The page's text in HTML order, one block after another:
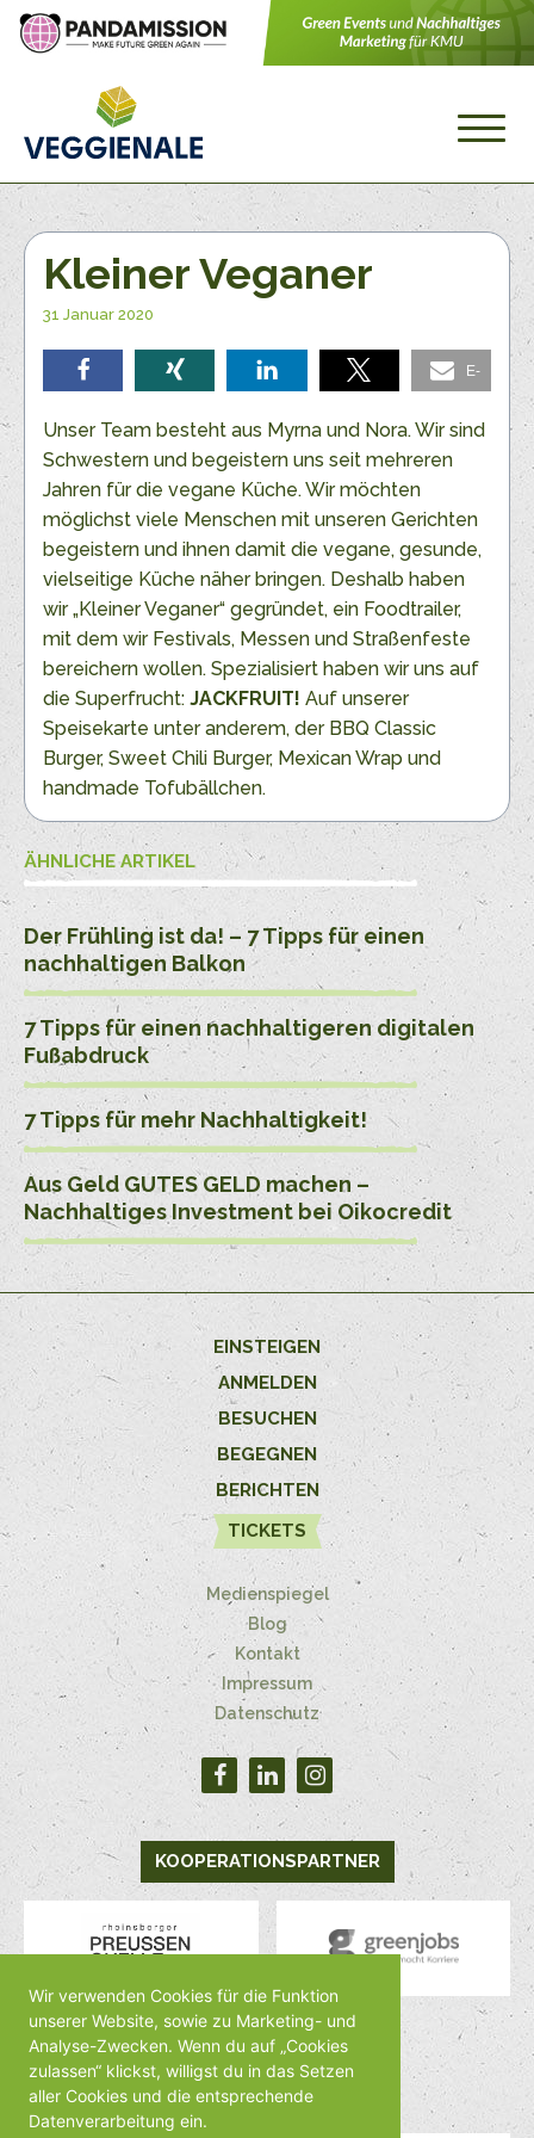
Wir verwenden Cookies für die Funktion
unserer Website, sowie zu Marketing- und
Analyse-Zwecken. Wenn du auf „Cookies
zulassen“ klickst, willigst du in das Setzen
aller Cookies und die entsprechende
Datenverarbeitung ein.
Kleiner Veganer
31 Januar 2020
teilen teilen teilen
E-
Mail
Unser Team besteht aus Myrna und Nora. Wir sind
Schwestern und begeistern uns seit mehreren
Jahren für die vegane Küche. Wir möchten
möglichst viele Menschen mit unseren Gerichten
begeistern und ihnen damit die vegane, gesunde,
vielseitige Küche näher bringen. Deshalb haben
wir „Kleiner Veganer“ gegründet, ein Foodtrailer,
mit dem wir Festivals, Messen und Straßenfeste
bereichern wollen. Spezialisiert haben wir uns auf
die Superfrucht: JACKFRUIT! Auf unserer
Speisekarte unter anderem, der BBQ Classic
Burger, Sweet Chili Burger, Mexican Wrap und
handmade Tofubällchen.
ÄHNLICHE ARTIKEL
Der Frühling ist da! – 7 Tipps für einen
nachhaltigen Balkon
7 Tipps für einen nachhaltigeren digitalen
Fußabdruck
7 Tipps für mehr Nachhaltigkeit!
Aus Geld GUTES GELD machen –
Nachhaltiges Investment bei Oikocredit
EINSTEIGEN
ANMELDEN
BESUCHEN
BEGEGNEN
BERICHTEN
TICKETS
Medienspiegel
Blog
Kontakt
Impressum
Datenschutz
KOOPERATIONSPARTNER
MEDIENPARTNER